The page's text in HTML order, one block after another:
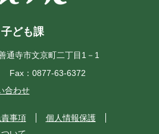
ども課
通寺市文京町二丁目1－1
Fax：0877-63-6372
合わせ
事項
個人情報保護